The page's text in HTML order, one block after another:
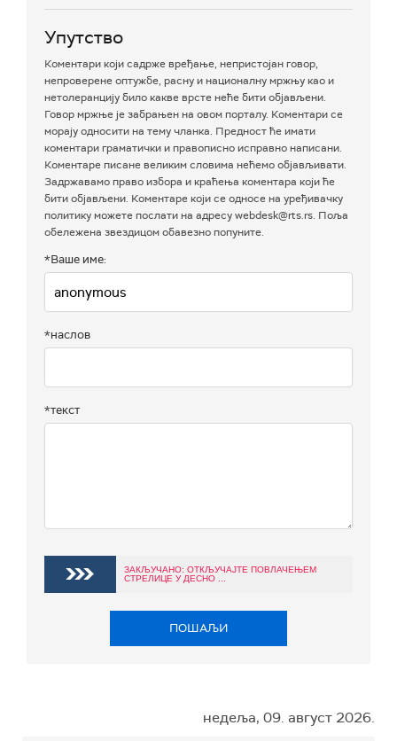
Упутство
Коментари који садрже вређање, непристојан говор,
непроверене оптужбе, расну и националну мржњу као и
нетолеранцију било какве врсте неће бити објављени.
Говор мржње је забрањен на овом порталу. Коментари се
морају односити на тему чланка. Предност ће имати
коментари граматички и правописно исправно написани.
Коментаре писане великим словима нећемо објављивати.
Задржавамо право избора и краћења коментара који ће
бити објављени. Коментаре који се односе на уређивачку
политику можете послати на адресу webdesk@rts.rs. Поља
обележена звездицом обавезно попуните.
*Ваше име:
*наслов
*текст
ЗАКЉУЧАНО: ОТКЉУЧАЈТЕ ПОВЛАЧЕЊЕМ
СТРЕЛИЦЕ У ДЕСНО ...
ПОШАЉИ
недеља, 09. август 2026.